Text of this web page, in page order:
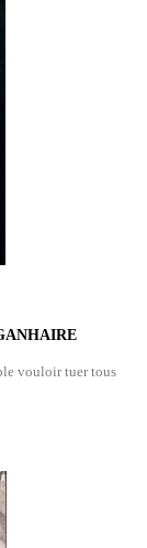
vouloir tuer tous